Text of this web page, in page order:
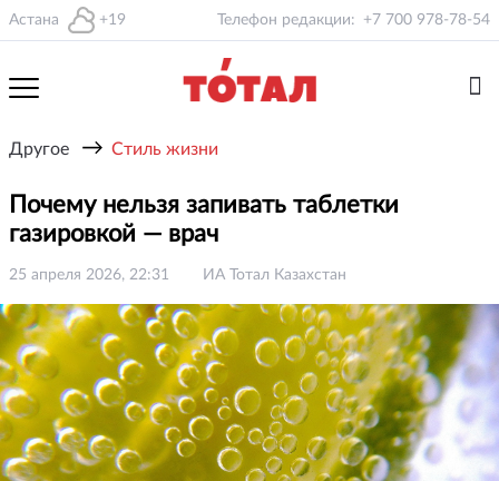
Астана +19 Телефон редакции: +7 700 978-78-54
Другое → Стиль жизни
Почему нельзя запивать таблетки
газировкой — врач
25 апреля 2026, 22:31 ИА Тотал Казахстан